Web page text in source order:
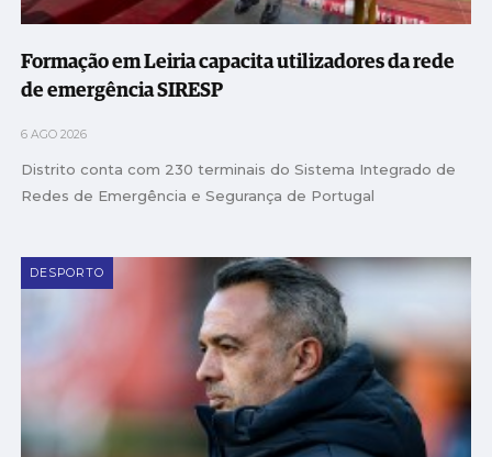
Formação em Leiria capacita utilizadores da rede
de emergência SIRESP
6 AGO 2026
Distrito conta com 230 terminais do Sistema Integrado de
Redes de Emergência e Segurança de Portugal
DESPORTO